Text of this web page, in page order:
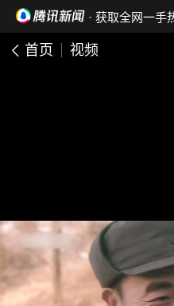
· 获取全网一手
首页 视频